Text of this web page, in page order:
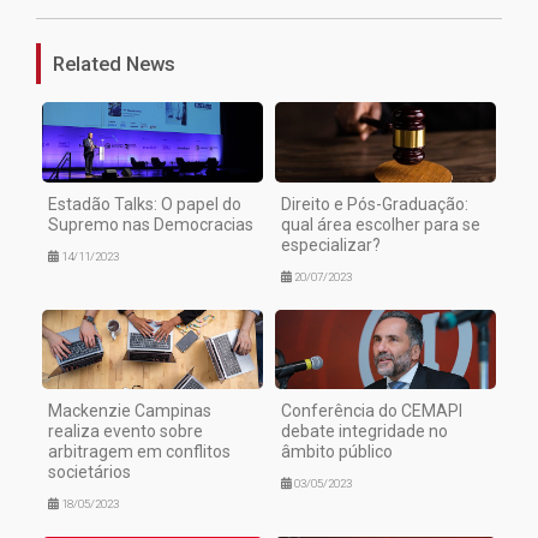
Related News
Estadão Talks: O papel do
Supremo nas Democracias
14/11/2023
Direito e Pós-Graduação:
qual área escolher para se
especializar?
20/07/2023
Mackenzie Campinas
realiza evento sobre
arbitragem em conflitos
societários
18/05/2023
Conferência do CEMAPI
debate integridade no
âmbito público
03/05/2023